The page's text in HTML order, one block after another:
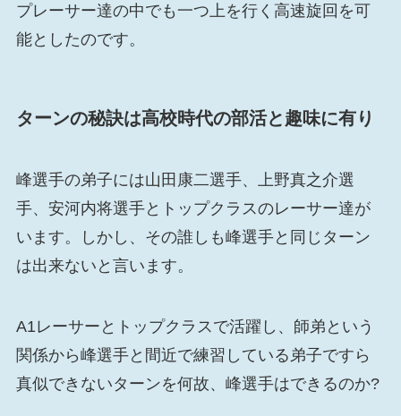
プレーサー達の中でも一つ上を行く高速旋回を可
能としたのです。
ターンの秘訣は高校時代の部活と趣味に有り
峰選手の弟子には山田康二選手、上野真之介選
手、安河内将選手とトップクラスのレーサー達が
います。しかし、その誰しも峰選手と同じターン
は出来ないと言います。
A1レーサーとトップクラスで活躍し、師弟という
関係から峰選手と間近で練習している弟子ですら
真似できないターンを何故、峰選手はできるのか?